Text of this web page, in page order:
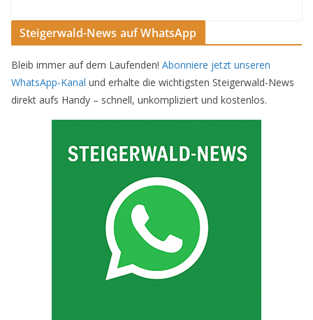
Steigerwald-News auf WhatsApp
Bleib immer auf dem Laufenden! Abonniere jetzt unseren
WhatsApp-Kanal und erhalte die wichtigsten Steigerwald-News
direkt aufs Handy – schnell, unkompliziert und kostenlos.